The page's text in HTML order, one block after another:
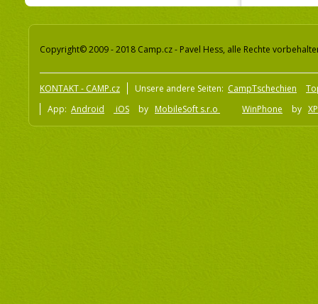
Copyright© 2009 - 2018 Camp.cz - Pavel Hess, alle Rechte
KONTAKT - CAMP.cz Unsere andere Seiten: CampTschechien
App: Android iOS by MobileSoft s.r.o WinPhone by